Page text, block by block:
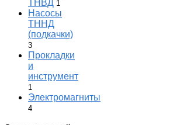
ТНВД 1
Насосы
ТННД
(подкачки)
3
Прокладки
и
инструмент
1
Электромагниты
4